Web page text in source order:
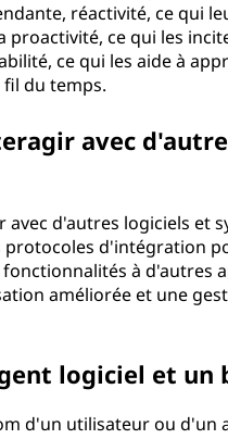
réactivité, ce qui
ce qui les
ce qui les aide à
du temps.
avec
d'autres logiciels et
protocoles d'intégration
à d'autres
améliorée et une
logiciel et un
d'un utilisateur ou d'un